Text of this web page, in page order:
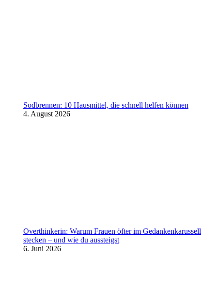
Sodbrennen: 10 Hausmittel, die schnell helfen können
4. August 2026
Overthinkerin: Warum Frauen öfter im Gedankenkarussell
stecken – und wie du aussteigst
6. Juni 2026